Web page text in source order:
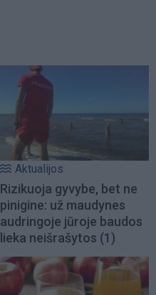
Aktualijos
Rizikuoja gyvybe, bet ne
pinigine: už maudynes
audringoje jūroje baudos
lieka neišrašytos (1)